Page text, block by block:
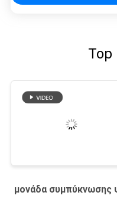
Top
μονάδα συμπύκνωσης